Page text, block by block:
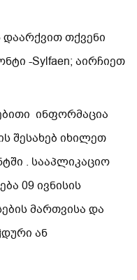
თქვენი
-Sylfaen; აირჩიეთ
ინფორმაცია
შესახებ იხილეთ
. სააპლიკაციო
09 ივნისის
მართვისა და
ან